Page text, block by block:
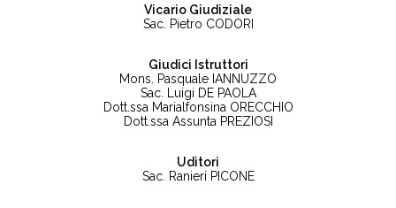
Vicario Giudiziale
Sac. Pietro CODORI
Giudici Istruttori
Mons. Pasquale IANNUZZO
Sac. Luigi DE PAOLA
Dott.ssa Marialfonsina ORECCHIO
Dott.ssa Assunta PREZIOSI
Uditori
Sac. Ranieri PICONE